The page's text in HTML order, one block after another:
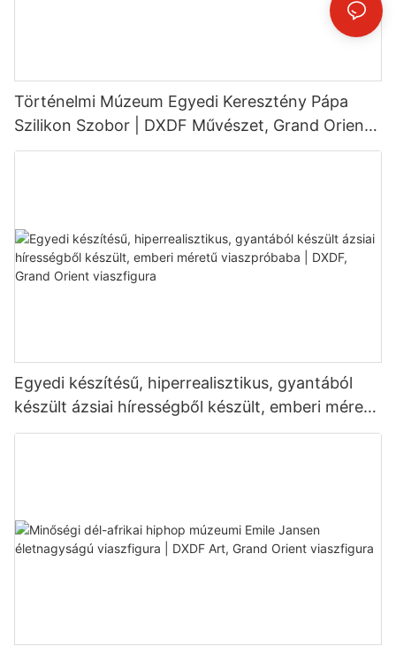
Történelmi Múzeum Egyedi Keresztény Pápa
Szilikon Szobor | DXDF Művészet, Grand Orient
Viassz szobor
Egyedi készítésű, hiperrealisztikus, gyantából
készült ázsiai hírességből készült, emberi méretű
viaszpróbaba | DXDF, Grand Orient viaszfigura